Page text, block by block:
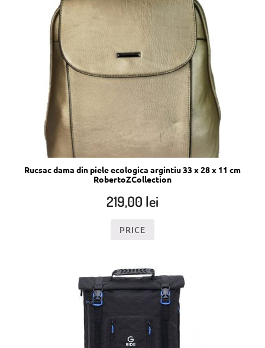
Rucsac dama din piele ecologica argintiu 33 x 28 x 11 cm
RobertoZCollection
219,00 lei
PRICE